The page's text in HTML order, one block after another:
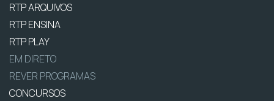
RTP ARQUIVOS
RTP ENSINA
RTP PLAY
EM DIRETO
REVER PROGRAMAS
CONCURSOS